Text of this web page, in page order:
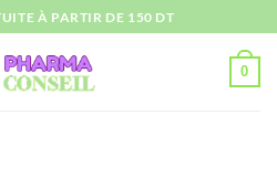
À PARTIR DE 150 DT
0